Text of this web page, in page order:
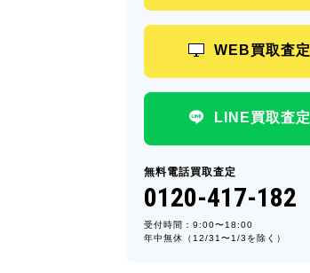
WEB買取査定
LINE買取査定
無料電話買取査定
0120-417-182
受付時間：9:00〜18:00
年中無休（12/31〜1/3を除く）